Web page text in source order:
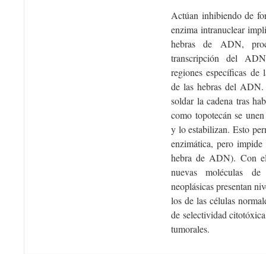
Actúan inhibiendo de
enzima intranuclear
hebras de ADN,
transcripción del
regiones específicas
de las hebras del ADN.
soldar la cadena tras
como topotecán se
y lo estabilizan. Esto
enzimática, pero
hebra de ADN). Con
nuevas moléculas
neoplásicas presentan
los de las células
de selectividad
tumorales.